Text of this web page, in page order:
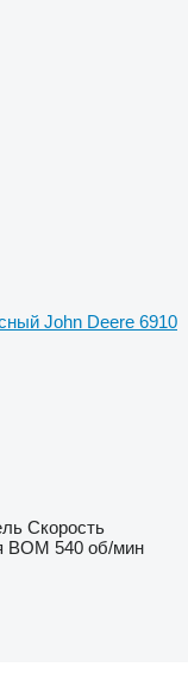
John Deere 6910
Скорость
ВОМ 540 об/мин